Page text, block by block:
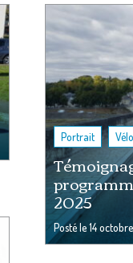
Portrait ,
2025
Posté le14